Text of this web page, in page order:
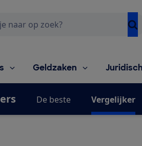
Geldzaken
De beste Vergelijker